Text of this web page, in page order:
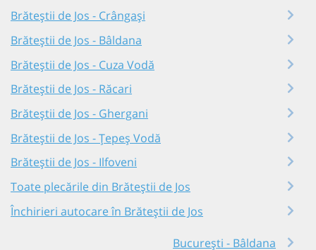
Brăteștii de Jos - Crângași
Brăteștii de Jos - Bâldana
Brăteștii de Jos - Cuza Vodă
Brăteștii de Jos - Răcari
Brăteștii de Jos - Ghergani
Brăteștii de Jos - Țepeș Vodă
Brăteștii de Jos - Ilfoveni
Toate plecările din Brăteștii de Jos
Închirieri autocare în Brăteștii de Jos
București - Bâldana